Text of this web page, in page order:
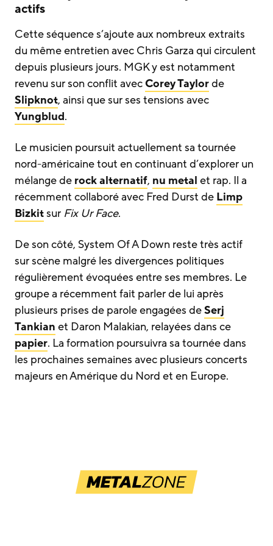
actifs
Cette séquence s’ajoute aux nombreux extraits
du même entretien avec Chris Garza qui circulent
depuis plusieurs jours. MGK y est notamment
revenu sur son conflit avecCorey Taylorde
Slipknot, ainsi que sur ses tensions avec
Yungblud.
Le musicien poursuit actuellement sa tournée
nord-américaine tout en continuant d’explorer un
mélange de rock alternatif, nu metal et rap. Il a
récemment collaboré avec Fred Durst de Limp
Bizkitsur Fix Ur Face.
De son côté, System Of A Down reste très actif
sur scène malgré les divergences politiques
régulièrement évoquées entre ses membres. Le
groupe a récemment fait parler de lui après
plusieurs prises de parole engagées deSerj
Tankian et Daron Malakian, relayées dans ce
papier. La formation poursuivra sa tournée dans
les prochaines semaines avec plusieurs concerts
majeurs en Amérique du Nord et en Europe.